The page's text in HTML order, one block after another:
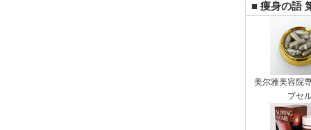
■ 痩身の語
美尔雅美容院
プセ